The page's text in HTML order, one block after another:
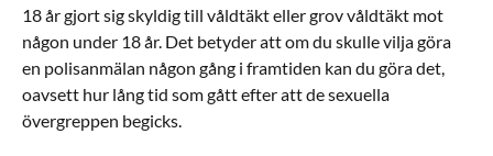
18 år gjort sig skyldig till våldtäkt eller grov våldtäkt mot
någon under 18 år. Det betyder att om du skulle vilja göra
en polisanmälan någon gång i framtiden kan du göra det,
oavsett hur lång tid som gått efter att de sexuella
övergreppen begicks.